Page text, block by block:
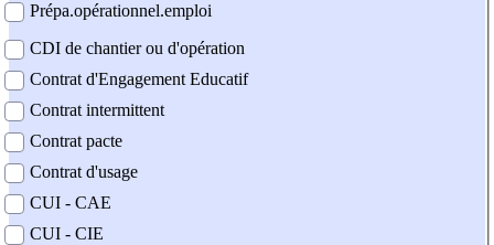
Prépa.opérationnel.emploi
CDI de chantier ou d'opération
Contrat d'Engagement Educatif
Contrat intermittent
Contrat pacte
Contrat d'usage
CUI - CAE
CUI - CIE